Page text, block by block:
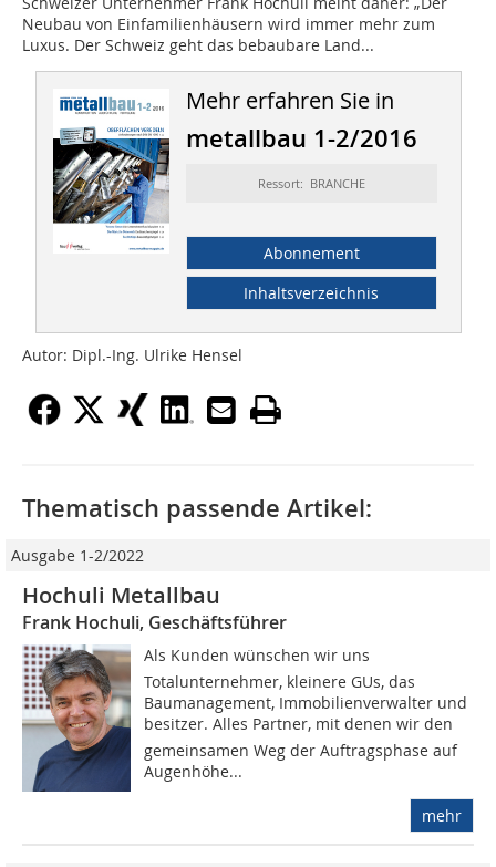
Neubau von Einfamilienhäusern wird immer mehr zum
Luxus. Der Schweiz geht das bebaubare Land...
Mehr erfahren Sie in
metallbau 1-2/2016
Ressort: BRANCHE
Abonnement
Inhaltsverzeichnis
Autor: Dipl.-Ing. Ulrike Hensel
Thematisch passende Artikel:
Ausgabe 1-2/2022
Hochuli Metallbau
Frank Hochuli, Geschäftsführer
Als Kunden wünschen wir uns
Totalunternehmer, kleinere GUs, das
Baumanagement, Immobilienverwalter und
besitzer. Alles Partner, mit denen wir den
gemeinsamen Weg der Auftragsphase auf
Augenhöhe...
mehr